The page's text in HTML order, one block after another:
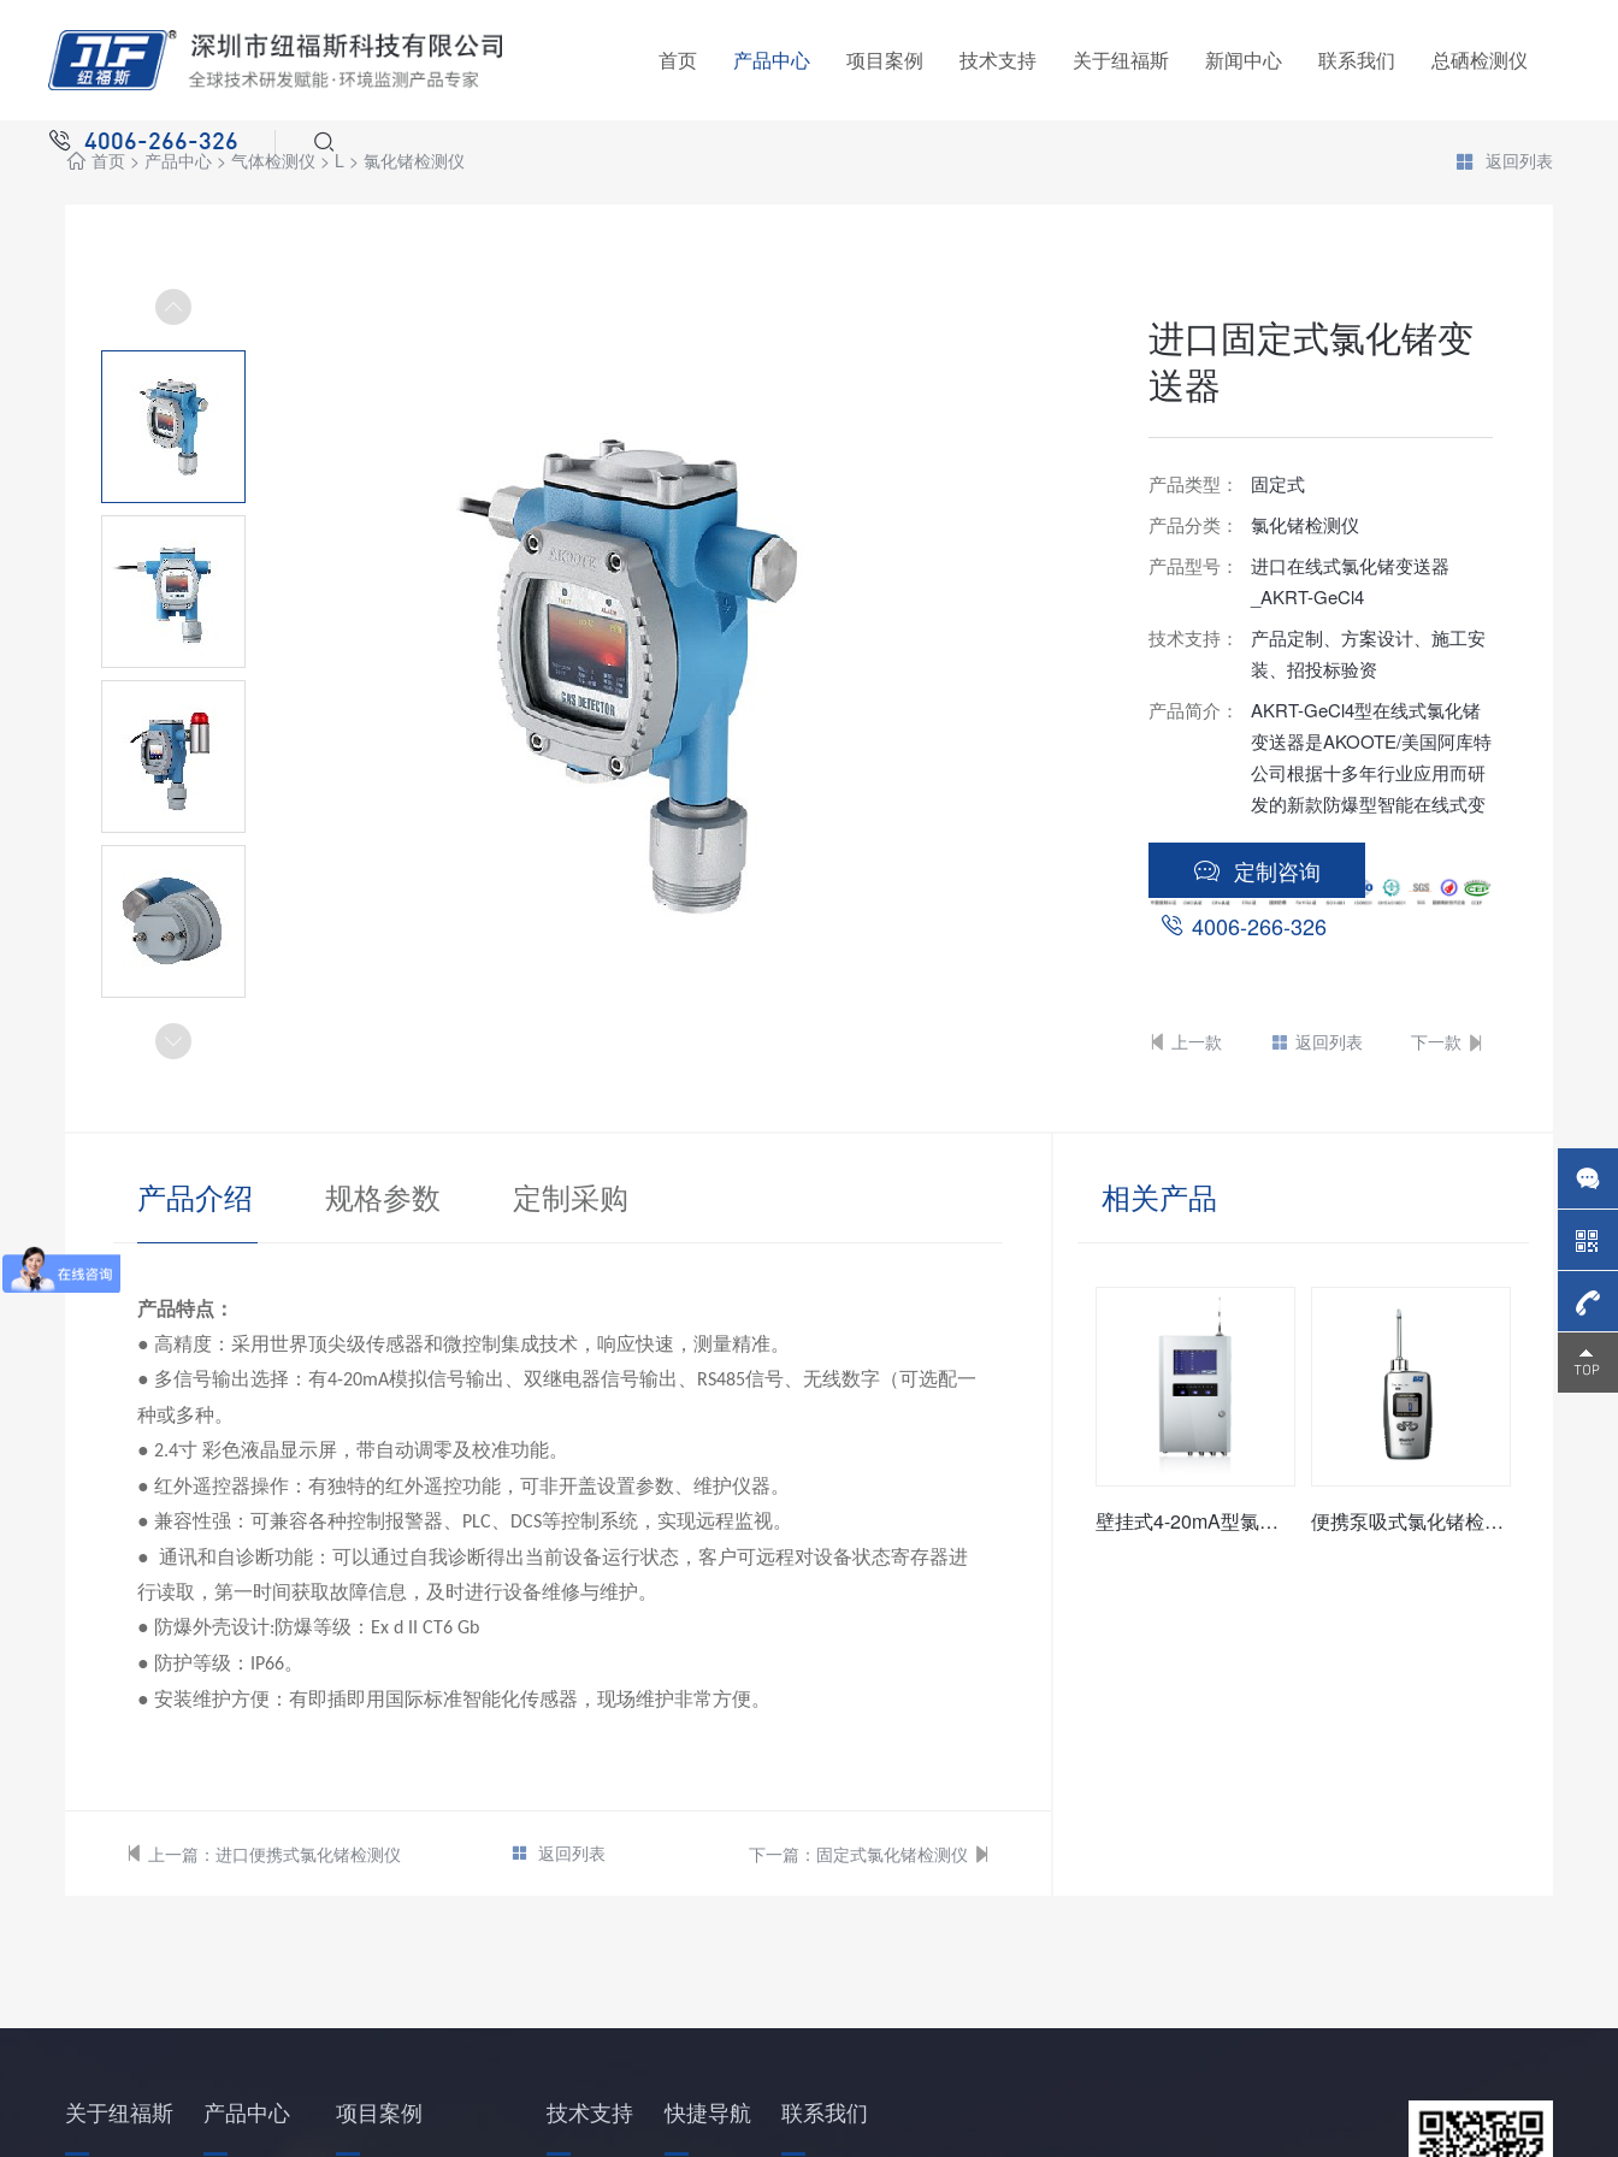
首页 产品中心 项目案例 技术支持 关于纽福斯 新闻中心 联系我们 总硒检测仪
4006-266-326
首页> 产品中心> 气体检测仪 > L> 氯化锗检测仪 返回列表
进口固定式氯化锗变
送器
产品类型：
固定式
产品分类：
氯化锗检测仪
产品型号：
进口在线式氯化锗变送器
_AKRT-GeCl4
技术支持：
产品定制、方案设计、施工安
装、招投标验资
产品简介：
AKRT-GeCl4型在线式氯化锗
变送器是AKOOTE/美国阿库特
公司根据十多年行业应用而研
发的新款防爆型智能在线式变
的智能传感技术，性能稳定，
产品设计适用于多种恶劣环
境。当空气中检测气体浓度过
避免因空气中气体浓度过高而
定制咨询
4006-266-326
上一款 返回列表 下一款
产品介绍 规格参数 定制采购
产品特点：
● 高精度：采用世界顶尖级传感器和微控制集成技术，响应快速，测量精准。
● 多信号输出选择：有4-20mA模拟信号输出、双继电器信号输出、 RS485信号、无线数字（可选配一
种或多种。
● 2.4寸 彩色液晶显示屏，带自动调零及校准功能。
● 红外遥控器操作：有独特的红外遥控功能，可非开盖设置参数、维护仪器。
● 兼容性强：可兼容各种控制报警器、 PLC DCS等控制系统，实现远程监视。
● 通讯和自诊断功能：可以通过自我诊断得出当前设备运行状态，客户可远程对设备状态寄存器进
行读取，第一时间获取故障信息，及时进行设备维修与维护。
● 防爆外壳设计:防爆等级： Ex d II CT6 Gb
● 防护等级： IP66。
● 安装维护方便：有即插即用国际标准智能化传感器，现场维护非常方便。
上一篇： 进口便携式氯化锗检测仪 返回列表 下一篇： 固定式氯化锗检测仪
相关产品
壁挂式4-20mA型氯化锗报警控制器/主机 便携泵吸式氯化锗检测仪
关于纽福斯 产品中心 项目案例 技术支持 快捷导航 联系我们
4006-